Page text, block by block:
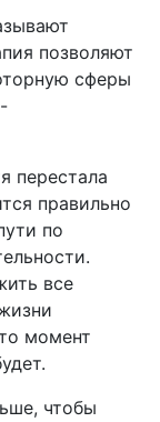
позволяют
сферы
перестала
правильно
по
все
момент
чтобы